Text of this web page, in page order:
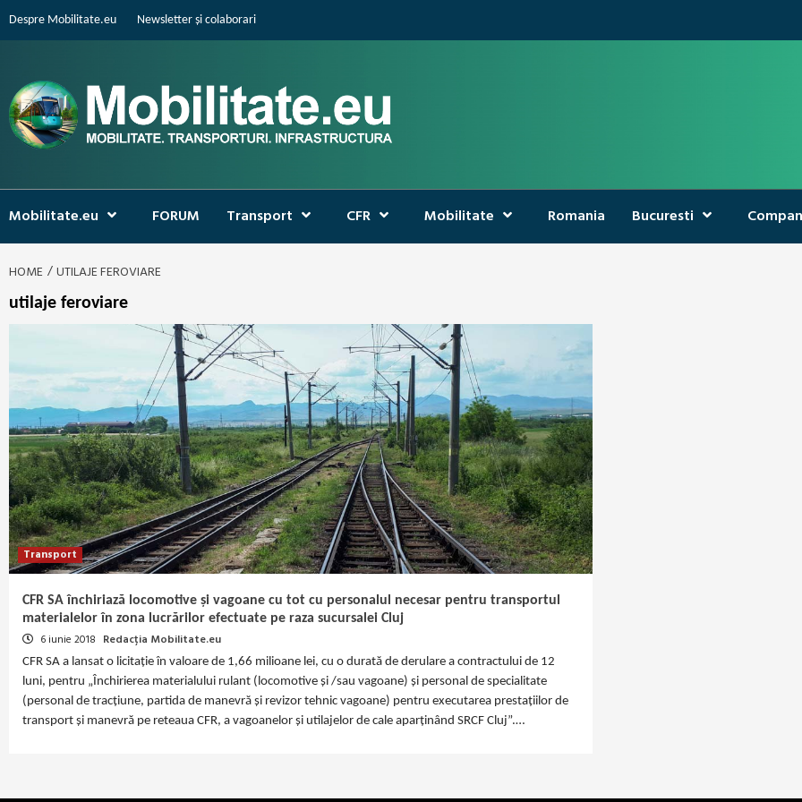
Despre Mobilitate.eu Newsletter și colaborari
Mobilitate.eu FORUM Transport CFR Mobilitate Romania Bucuresti
HOME UTILAJE FEROVIARE
utilaje feroviare
Transport
CFR SA închiriază locomotive și vagoane cu tot cu personalul necesar pentru transportul
materialelor în zona lucrărilor efectuate pe raza sucursalei Cluj
6 iunie 2018 Redacția Mobilitate.eu
CFR SA a lansat o licitație în valoare de 1,66 milioane lei, cu o durată de derulare a contractului de 12
luni, pentru „Închirierea materialului rulant (locomotive și /sau vagoane) și personal de specialitate
(personal de tracțiune, partida de manevră și revizor tehnic vagoane) pentru executarea prestațiilor de
transport și manevră pe reteaua CFR, a vagoanelor și utilajelor de cale aparținând SRCF Cluj”.…